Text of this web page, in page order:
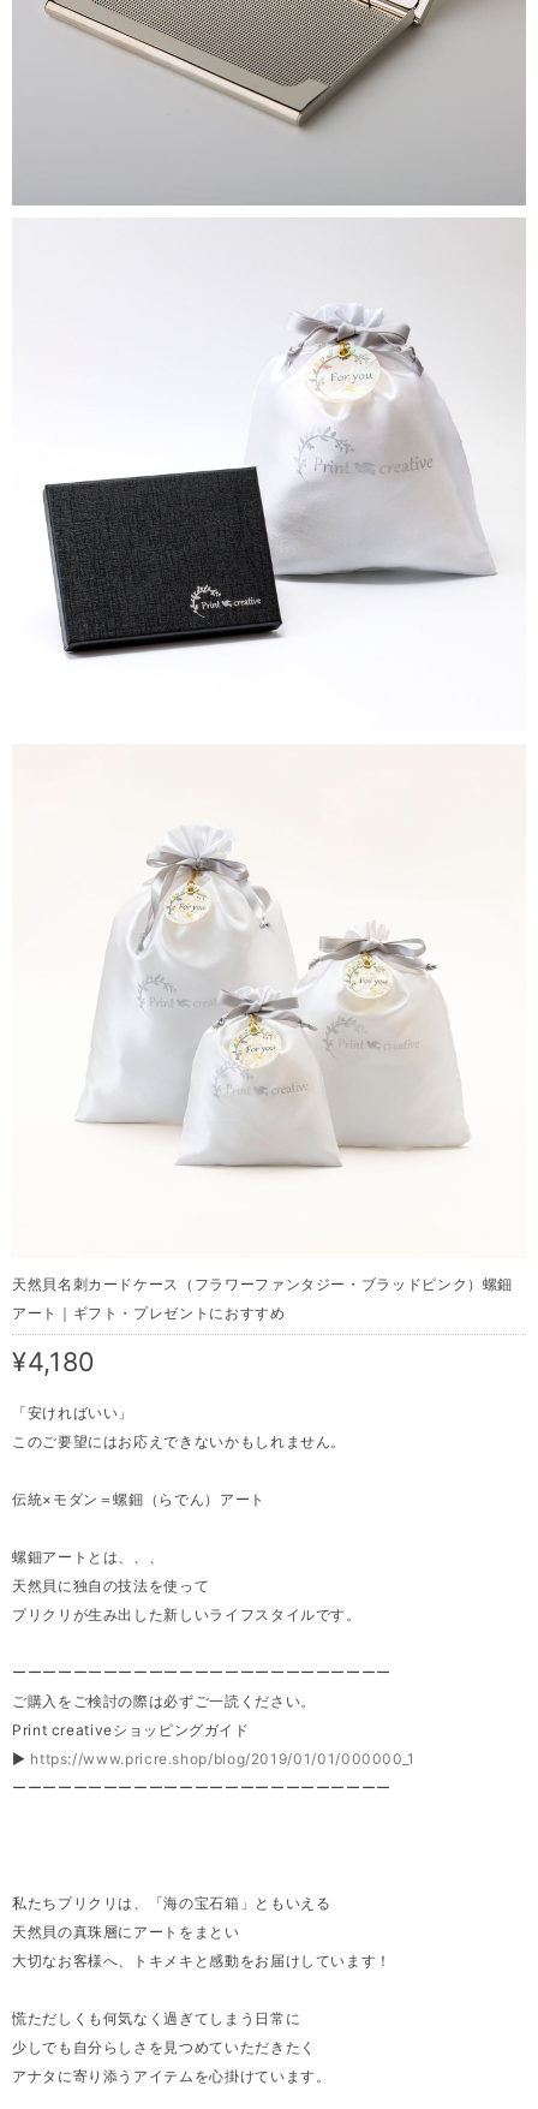
天然貝名刺カードケース（フラワーファンタジー・ブラッドピンク）螺鈿
アート｜ギフト・プレゼントにおすすめ
¥4,180
「安ければいい」
このご要望にはお応えできないかもしれません。
伝統×モダン＝螺鈿（らでん）アート
螺鈿アートとは、、、
天然貝に独自の技法を使って
プリクリが生み出した新しいライフスタイルです。
ーーーーーーーーーーーーーーーーーーーーーーーーー
ご購入をご検討の際は必ずご一読ください。
Print creativeショッピングガイド
▶ https://www.pricre.shop/blog/2019/01/01/000000_1
ーーーーーーーーーーーーーーーーーーーーーーーーー
私たちプリクリは、「海の宝石箱」ともいえる
天然貝の真珠層にアートをまとい
大切なお客様へ、トキメキと感動をお届けしています！
慌ただしくも何気なく過ぎてしまう日常に
少しでも自分らしさを見つめていただきたく
アナタに寄り添うアイテムを心掛けています。